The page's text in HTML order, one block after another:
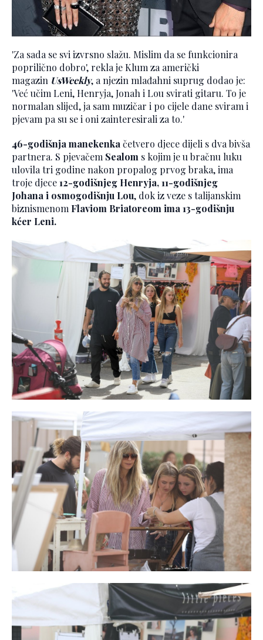
'Za sada se svi izvrsno slažu. Mislim da se funkcionira
poprilično dobro', rekla je Klum za američki
magazin UsWeekly, a njezin mlađahni suprug dodao je:
'Već učim Leni, Henryja, Jonah i Lou svirati gitaru. To je
normalan slijed, ja sam muzičar i po cijele dane sviram i
pjevam pa su se i oni zainteresirali za to.'
46-godišnja manekenkačetvero djece dijeli s dva bivša
partnera. S pjevačem Sealom s kojim je u bračnu luku
ulovila tri godine nakon propalog prvog braka, ima
troje djece12-godišnjeg Henryja, 11-godišnjeg
Johana i osmogodišnju Lou, dok iz veze s talijanskim
biznismenom Flaviom Briatoreom ima 13-godišnju
kćer Leni.